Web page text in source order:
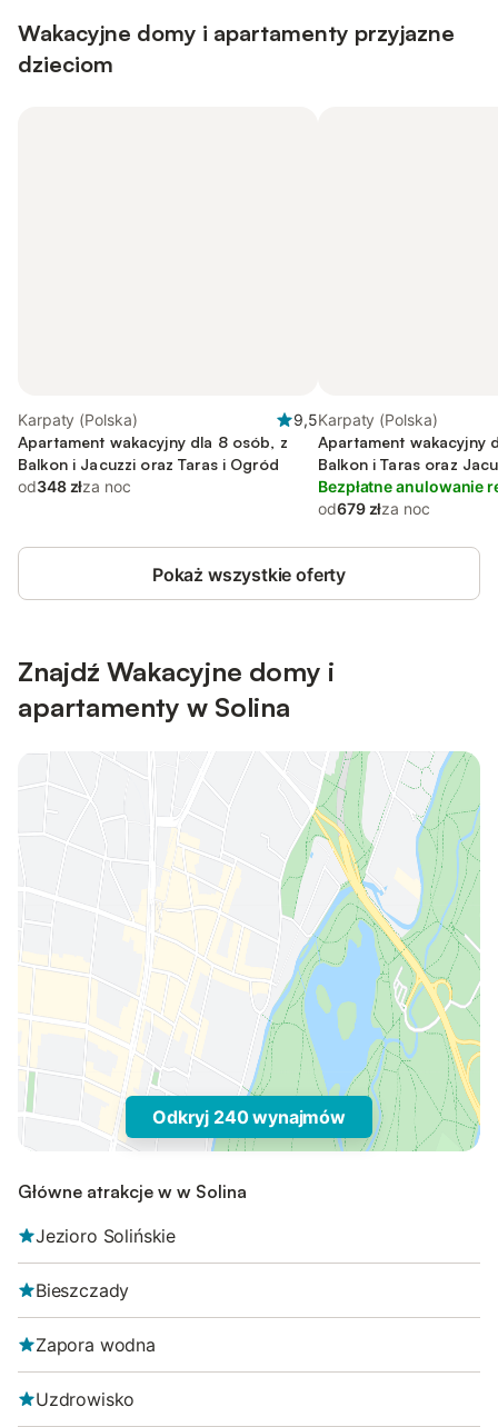
Wakacyjne domy i apartamenty przyjazne
dzieciom
Karpaty (Polska)
9,5
Apartament wakacyjny dla 8 osób, z
Balkon i Jacuzzi oraz Taras i Ogród
od348 złza noc
Karpaty (Polska)
Apartament wakacyjny
Balkon i Taras oraz
Bezpłatne anulowanie
od679 złza noc
Pokaż wszystkie oferty
Znajdź Wakacyjne domy i
apartamenty w Solina
Odkryj 240 wynajmów
Główne atrakcje w w Solina
Jezioro Solińskie
Bieszczady
Zapora wodna
Uzdrowisko